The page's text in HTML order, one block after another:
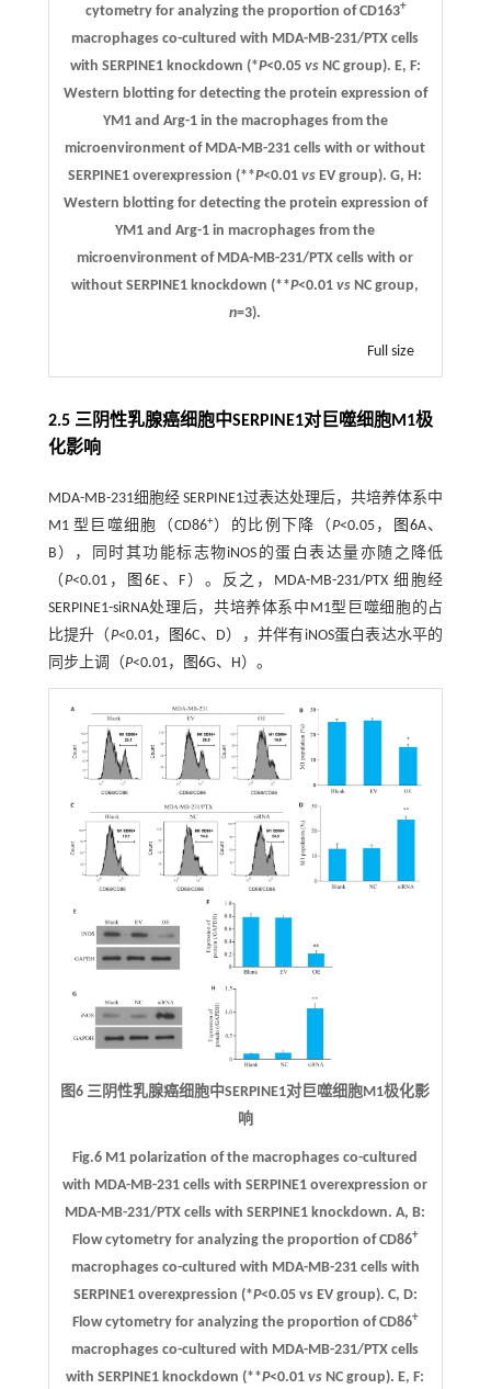
cytometry for analyzing the proportion of CD163+
macrophages co-cultured with MDA-MB-231/PTX cells
with SERPINE1 knockdown (*P<0.05 vsNC group). E, F:
Western blotting for detecting the protein expression of
YM1 and Arg-1 in the macrophages from the
microenvironment of MDA-MB-231 cells with or without
SERPINE1 overexpression (**P<0.01vs EV group).G,H:
Western blotting for detecting the protein expression of
YM1 and Arg-1 in macrophages from the
microenvironment of MDA-MB-231/PTX cells with or
without SERPINE1 knockdown (**P<0.01vs NC group,
n=3).
Full size
2.5 三阴性乳腺癌细胞中SERPINE1对巨噬细胞M1极
化影响
MDA-MB-231细胞经 SERPINE1过表达处理后，共培养体系中
M1 型巨噬细胞（CD86+）的比例下降（P<0.05， 图6A、
B），同时其功能标志物iNOS的蛋白表达量亦随之降低
（P<0.01， 图6E、F）。反之，MDA-MB-231/PTX 细胞经
SERPINE1-siRNA处理后，共培养体系中M1型巨噬细胞的占
比提升（P<0.01， 图6C、D），并伴有iNOS蛋白表达水平的
同步上调（P<0.01， 图6G、H）。
图6 三阴性乳腺癌细胞中SERPINE1对巨噬细胞M1极化影
响
Fig.6 M1 polarization of the macrophages co-cultured
with MDA-MB-231 cells with SERPINE1 overexpression or
MDA-MB-231/PTX cells with SERPINE1 knockdown.A,B:
Flow cytometry for analyzing the proportion of CD86+
macrophages co-cultured with MDA-MB-231 cells with
SERPINE1 overexpression (*P<0.05 vs EV group). C, D:
Flow cytometry for analyzing the proportion of CD86+
macrophages co-cultured with MDA-MB-231/PTX cells
with SERPINE1 knockdown (**P<0.01vs NC group).E,F: